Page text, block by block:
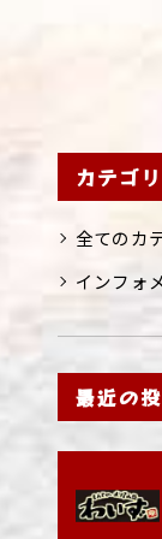
カテゴ
全てのカ
インフォ
最近の